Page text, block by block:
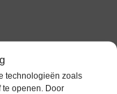
technologieën zoals
te openen. Door